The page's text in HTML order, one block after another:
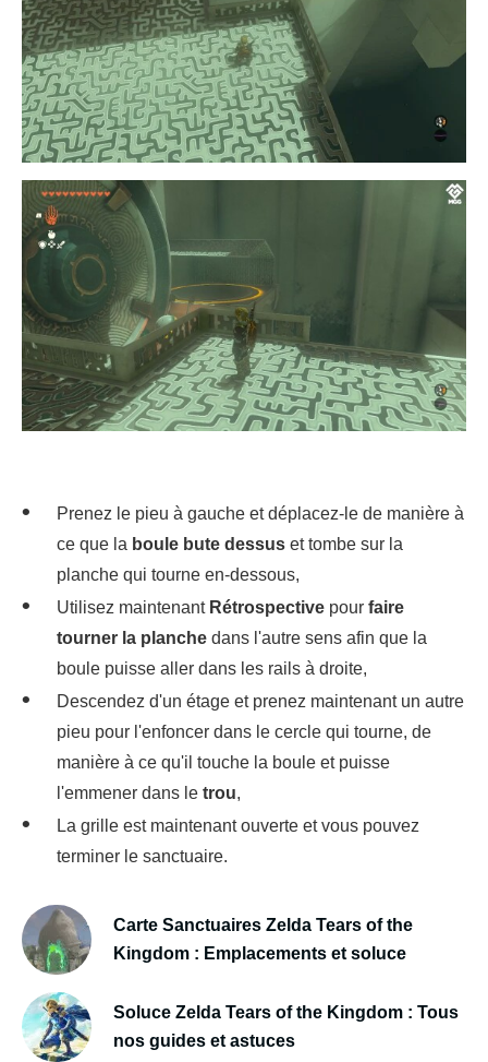
Prenez le pieu à gauche et déplacez-le de manière à
ce que la boule bute dessus et tombe sur la
planche qui tourne en-dessous,
Utilisez maintenant Rétrospective pour faire
tourner la planche dans l'autre sens afin que la
boule puisse aller dans les rails à droite,
Descendez d'un étage et prenez maintenant un autre
pieu pour l'enfoncer dans le cercle qui tourne, de
manière à ce qu'il touche la boule et puisse
l'emmener dans le trou,
La grille est maintenant ouverte et vous pouvez
terminer le sanctuaire.
Carte Sanctuaires Zelda Tears of the
Kingdom : Emplacements et soluce
Soluce Zelda Tears of the Kingdom : Tous
nos guides et astuces